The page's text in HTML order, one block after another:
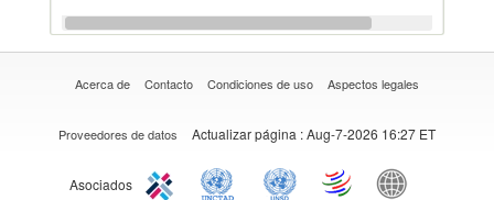
Acerca de Contacto Condiciones de uso Aspectos legales
Proveedores de datos Actualizar página : Aug-7-2026 16:27 ET
Asociados